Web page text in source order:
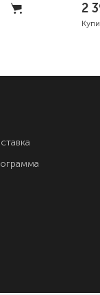
2